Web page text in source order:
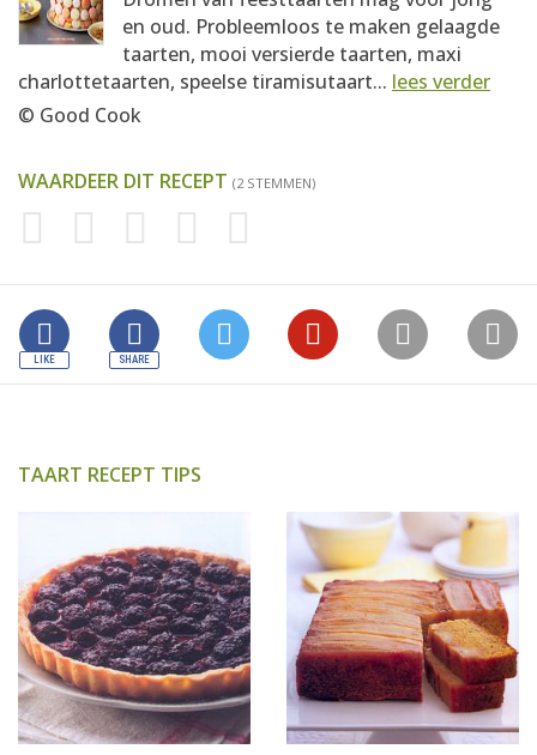
en oud. Probleemloos te maken gelaagde
taarten, mooi versierde taarten, maxi
charlottetaarten, speelse tiramisutaart... lees verder
© Good Cook
WAARDEER DIT RECEPT (2 STEMMEN)
TAART RECEPT TIPS